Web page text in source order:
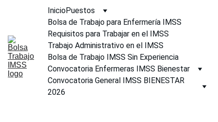
InicioPuestos
Bolsa de Trabajo para Enfermería IMSS
Requisitos para Trabajar en el IMSS
Trabajo Administrativo en el IMSS
Bolsa de Trabajo IMSS Sin Experiencia
Convocatoria Enfermeras IMSS Bienestar
Convocatoria General IMSS BIENESTAR
2026